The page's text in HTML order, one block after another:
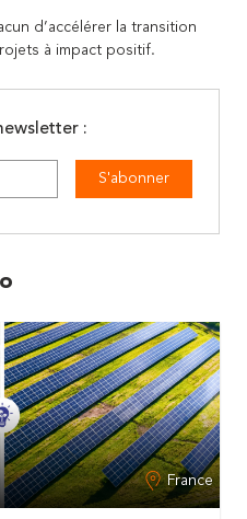
d’accélérer la transition
à impact positif.
:
S'abonner
France